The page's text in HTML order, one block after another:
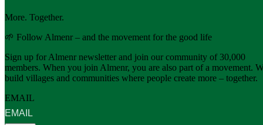
More. Together.
🌱 Follow Almenr – and the movement for the good life
Sign up for Almenr newsletter and join our community of 30,000
members. When you join Almenr, you are also part of a movement.
build villages and communities where people create more – together.
EMAIL